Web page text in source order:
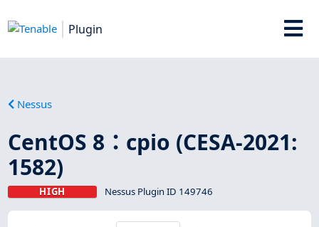
Plugin
Nessus
CentOS 8：cpio (CESA-2021:
1582)
HIGH Nessus Plugin ID 149746